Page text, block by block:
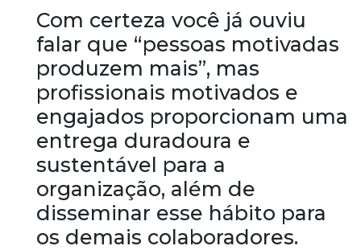
Com certeza você já ouviu
falar que “pessoas motivadas
produzem mais”, mas
profissionais motivados e
engajados proporcionam uma
entrega duradoura e
sustentável para a
organização, além de
disseminar esse hábito para
os demais colaboradores.